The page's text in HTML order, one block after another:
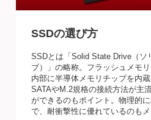
SSDの選び方
SSDとは「Solid State Drive（ソ
ブ）」の略称。フラッシュメモ
内部に半導体メモリチップを内
SATAやM.2規格の接続方法が主
ができるのもポイント。物理的
で、耐衝撃性に優れているのもメ